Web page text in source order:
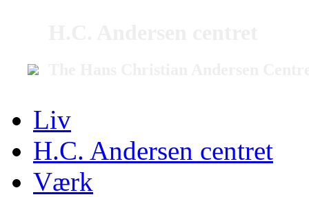
Liv
H.C. Andersen centret
Værk